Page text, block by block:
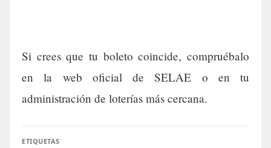
Si crees que tu boleto coincide, compruébalo
en la web oficial de SELAE o en tu
administración de loterías más cercana.
ETIQUETAS